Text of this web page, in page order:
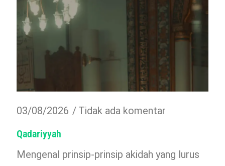
03/08/2026
Tidak ada komentar
Qadariyyah
Mengenal prinsip-prinsip akidah yang lurus